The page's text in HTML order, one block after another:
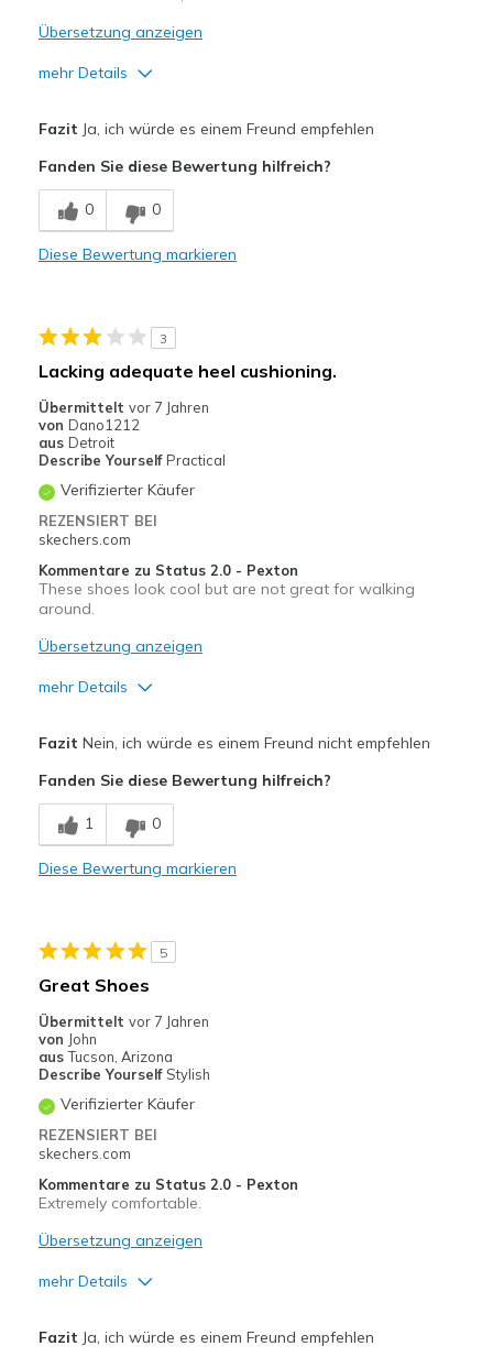
Shoes are for Wearing
Übersetzung anzeigen
mehr Details
Comfortable
Stylish
View On Shoes
I'm Into Shoes
Fazit Ja, ich würde es einem Freund empfehlen
Fanden Sie diese Bewertung hilfreich?
0 0
Diese Bewertung markieren
3
Lacking adequate heel cushioning.
Übermittelt vor 7 Jahren
von Dano1212
aus Detroit
Describe Yourself Practical
Verifizierter Käufer
REZENSIERT BEI
skechers.com
Kommentare zu Status 2.0 - Pexton
These shoes look cool but are not great for walking
around.
Übersetzung anzeigen
mehr Details
Stylish
Nachteile
Poor Cushioning
Casual Wear
View On Shoes
Fazit Nein, ich würde es einem Freund nicht empfehlen
Fanden Sie diese Bewertung hilfreich?
1 0
Diese Bewertung markieren
5
Great Shoes
Übermittelt vor 7 Jahren
von John
aus Tucson, Arizona
Describe Yourself Stylish
Verifizierter Käufer
REZENSIERT BEI
skechers.com
Kommentare zu Status 2.0 - Pexton
Extremely comfortable.
Übersetzung anzeigen
mehr Details
Fazit Ja, ich würde es einem Freund empfehlen